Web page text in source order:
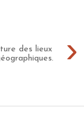
›
des lieux